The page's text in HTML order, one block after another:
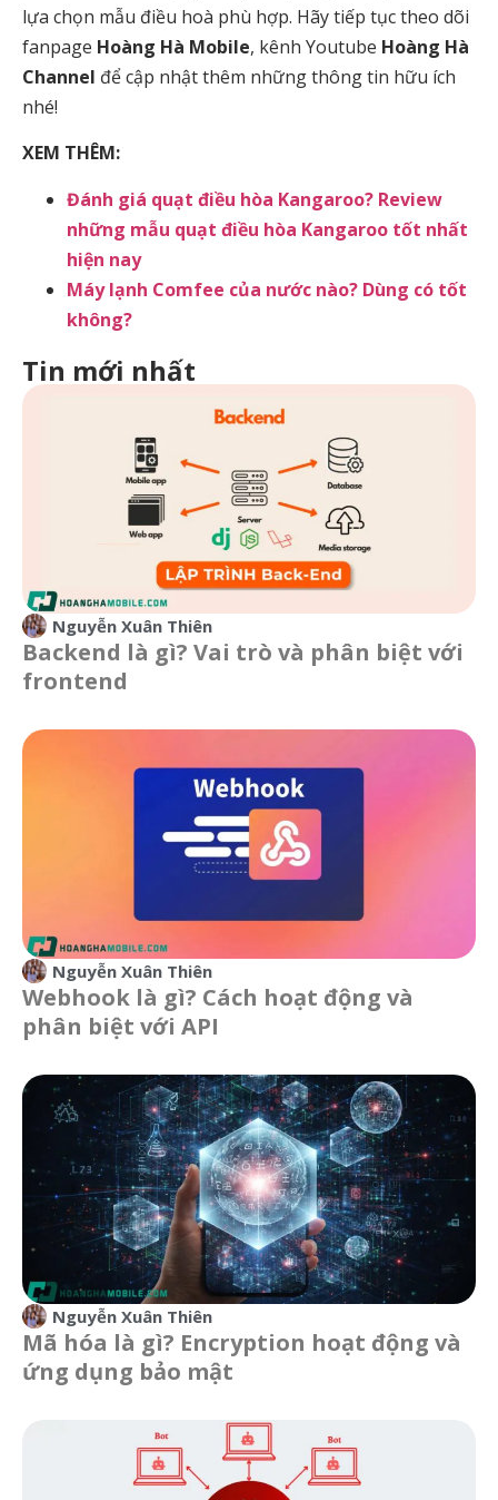
lựa chọn mẫu điều hoà phù hợp. Hãy tiếp tục theo dõi
fanpage Hoàng Hà Mobile, kênh Youtube Hoàng Hà
Channel để cập nhật thêm những thông tin hữu ích
nhé!
XEM THÊM:
Đánh giá quạt điều hòa Kangaroo? Review
những mẫu quạt điều hòa Kangaroo tốt nhất
hiện nay
Máy lạnh Comfee của nước nào? Dùng có tốt
không?
Tin mới nhất
Nguyễn Xuân Thiên
Backend là gì? Vai trò và phân biệt với
frontend
Nguyễn Xuân Thiên
Webhook là gì? Cách hoạt động và
phân biệt với API
Nguyễn Xuân Thiên
Mã hóa là gì? Encryption hoạt động và
ứng dụng bảo mật